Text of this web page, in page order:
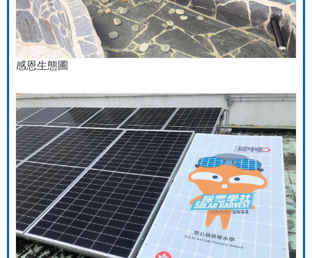
感恩生態圃